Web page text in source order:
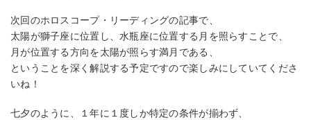
次回のホロスコープ・リーディングの記事で、
太陽が獅子座に位置し、水瓶座に位置する月を照らすことで、
月が位置する方向を太陽が照らす満月である、
ということを深く解説する予定ですので楽しみにしていてくださ
いね！
七夕のように、１年に１度しか特定の条件が揃わず、